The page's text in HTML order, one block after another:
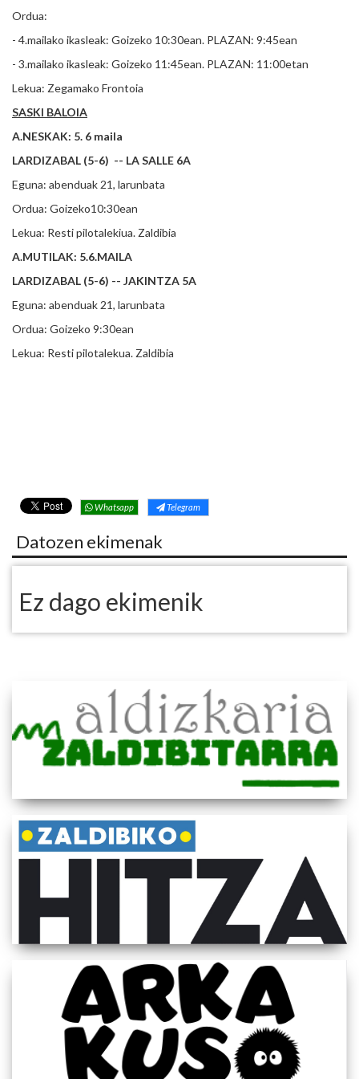
Ordua:
- 4.mailako ikasleak: Goizeko 10:30ean. PLAZAN: 9:45ean
- 3.mailako ikasleak: Goizeko 11:45ean. PLAZAN: 11:00etan
Lekua: Zegamako Frontoia
SASKI BALOIA
A.NESKAK: 5. 6 maila
LARDIZABAL (5-6) -- LA SALLE 6A
Eguna: abenduak 21, larunbata
Ordua: Goizeko10:30ean
Lekua: Resti pilotalekiua. Zaldibia
A.MUTILAK: 5.6.MAILA
LARDIZABAL (5-6) -- JAKINTZA 5A
Eguna: abenduak 21, larunbata
Ordua: Goizeko 9:30ean
Lekua: Resti pilotalekua. Zaldibia
Whatsapp Telegram
Datozen ekimenak
Ez dago ekimenik